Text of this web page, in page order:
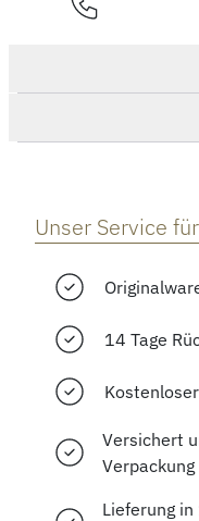
Unser Service
14 Tage
Versichert
Verpackung
Lieferung